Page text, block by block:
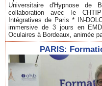
Universitaire d'Hypnose de
collaboration avec le
Intégratives de Paris * IN-
immersive de 3 jours en
Oculaires à Bordeaux, animée
PARIS: